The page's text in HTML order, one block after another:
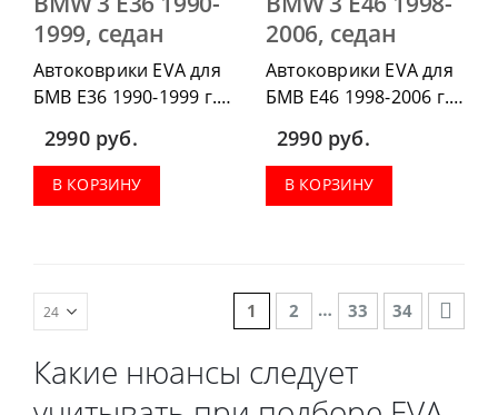
1999, седан
Автоковрики EVA для
БМВ Е36 1990-1999 г.в.
седан можно
приобрести в
комплектации:
водительский коврик,
2990 руб.
В КОРЗИНУ
2006, седан
Автоковрики EVA для
БМВ Е46 1998-2006 г.в.
седан, можно
приобрести в
комплектации:
водительский коврик,
2990 руб.
В КОРЗИНУ
1 2 … 33 34
Какие нюансы следует